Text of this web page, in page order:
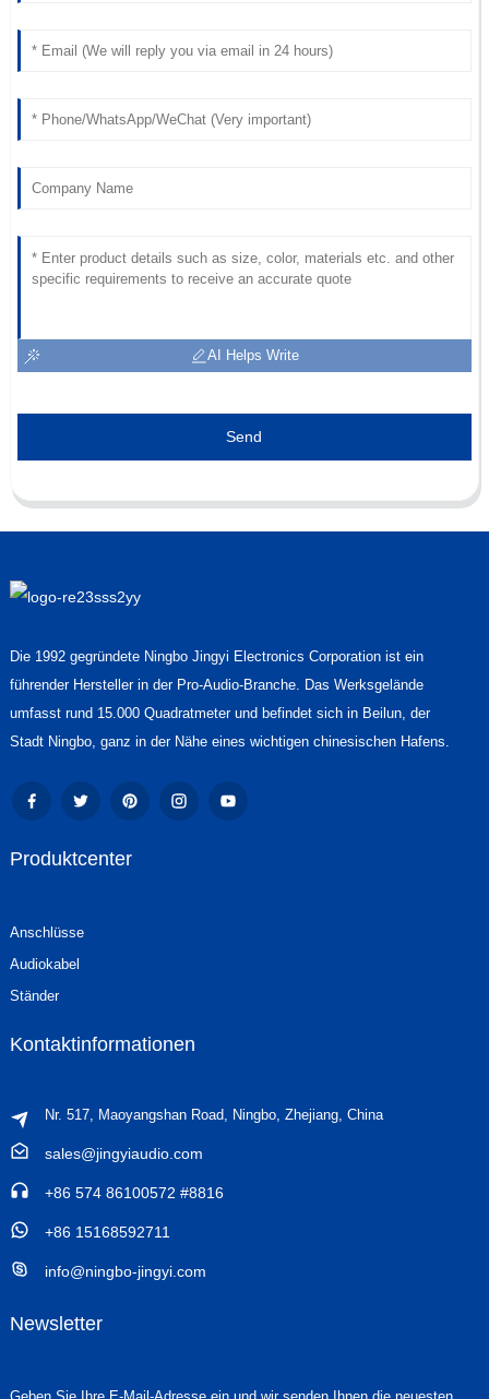
AI Helps Write
Send
Die 1992 gegründete Ningbo Jingyi Electronics Corporation ist ein
führender Hersteller in der Pro-Audio-Branche. Das Werksgelände
umfasst rund 15.000 Quadratmeter und befindet sich in Beilun, der
Stadt Ningbo, ganz in der Nähe eines wichtigen chinesischen Hafens.
Produktcenter
Anschlüsse
Audiokabel
Ständer
Kontaktinformationen
Nr. 517, Maoyangshan Road, Ningbo, Zhejiang, China
sales@jingyiaudio.com
+86 574 86100572 #8816
+86 15168592711
info@ningbo-jingyi.com
Newsletter